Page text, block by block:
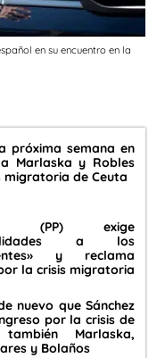
en su encuentro en la
próxima semana en
Marlaska y Robles
migratoria de Ceuta
(PP) exige
a los
y reclama
la crisis migratoria
nuevo que Sánchez
por la crisis de
Marlaska,
y Bolaños